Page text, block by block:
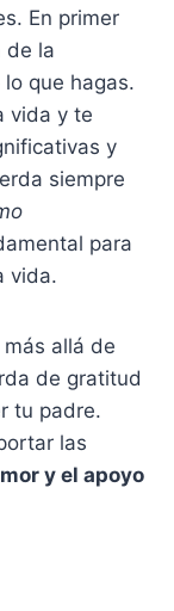
En primer
de la
que hagas.
vida y te
y
siempre
para
vida.
allá de
de gratitud
tu padre.
las
y el apoyo